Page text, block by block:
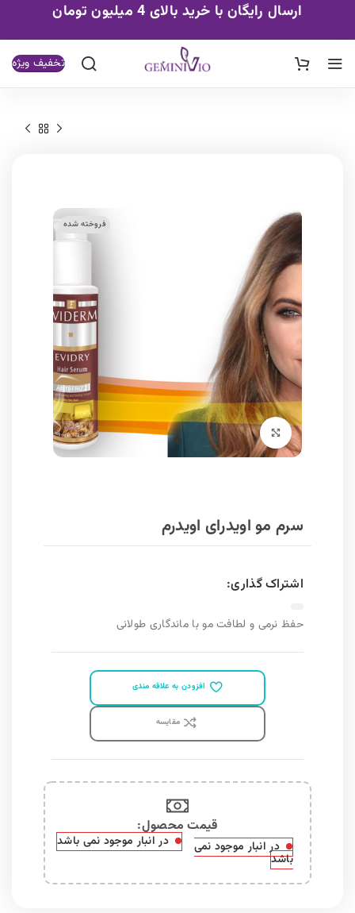
ارسال رایگان با خرید بالای 4 میلیون تومان
تخفیف ویژه
فروخته شده
برای بزرگنمایی کلیک کنید
سرم مو اویدرای اویدرم
اشتراک گذاری:
حفظ نرمی و لطافت مو با ماندگاری طولانی
افزودن به علاقه مندی
مقايسه
قیمت محصول:​
در انبار موجود نمی
باشد
در انبار موجود نمی باشد